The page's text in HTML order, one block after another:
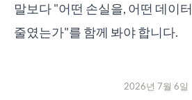
말보다 "어떤 손실을, 어떤 데이
줄였는가"를 함께 봐야 합니다.
2026년 7월 6일